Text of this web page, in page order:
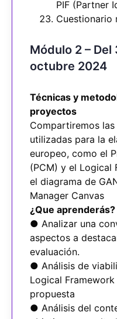
PIF (Partner
Cuestionario
Módulo 2 –
octubre 2024
Técnicas y
proyectos
Compartiremos
utilizadas para la
europeo, como el
(PCM) y el Logical
el diagrama de
Manager Canvas
¿Que aprenderás?
● Analizar una
aspectos a
evaluación.
● Análisis de
Logical
propuesta
● Análisis del